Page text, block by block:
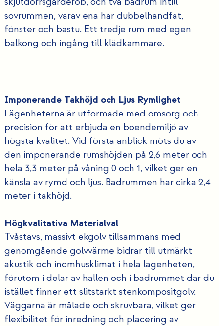
sovrummen, varav ena har dubbelhandfat,
fönster och bastu. Ett tredje rum med egen
balkong och ingång till klädkammare.
Imponerande Takhöjd och Ljus Rymlighet
Lägenheterna är utformade med omsorg och
precision för att erbjuda en boendemiljö av
högsta kvalitet. Vid första anblick möts du av
den imponerande rumshöjden på 2,6 meter och
hela 3,3 meter på våning 0 och 1, vilket ger en
känsla av rymd och ljus. Badrummen har cirka 2,4
meter i takhöjd.
Högkvalitativa Materialval
Tvåstavs, massivt ekgolv tillsammans med
genomgående golvvärme bidrar till utmärkt
akustik och inomhusklimat i hela lägenheten,
förutom i delar av hallen och i badrummet där du
istället finner ett slitstarkt stenkompositgolv.
Väggarna är målade och skruvbara, vilket ger
flexibilitet för inredning och placering av